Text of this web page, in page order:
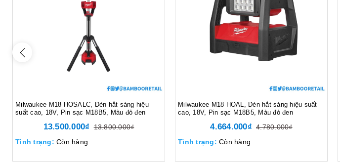
Milwaukee M18 HOSALC, Đèn hắt sáng hiệu
suất cao, 18V, Pin sạc M18B5, Màu đỏ đen
13.500.000₫
13.800.000₫
Tình trạng: Còn hàng
Milwaukee M18 HOAL, Đèn hắt sáng hiệu suất
cao, 18V, Pin sạc M18B5, Màu đỏ đen
4.664.000₫ 4.780.000₫
Tình trạng: Còn hàng